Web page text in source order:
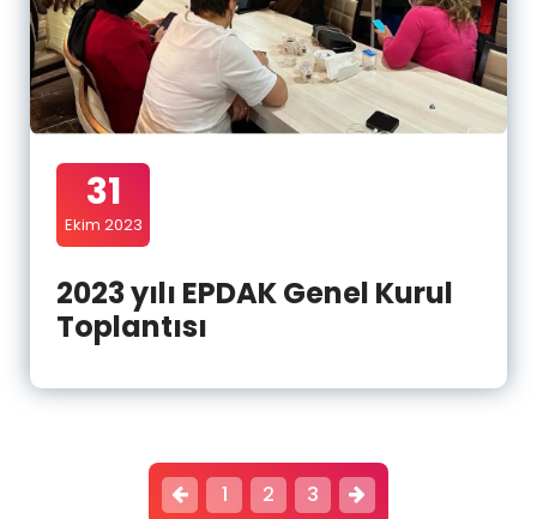
31
Ekim 2023
2023 yılı EPDAK Genel Kurul
Toplantısı
P
1 2 3